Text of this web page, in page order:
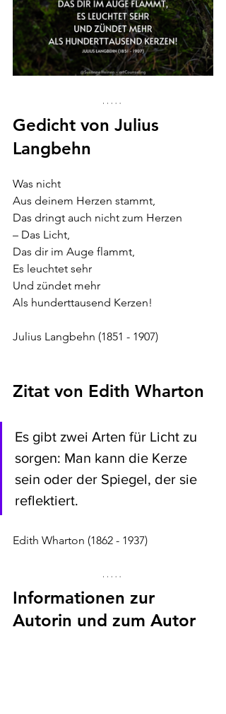
Gedicht von Julius
Langbehn
Was nicht
Aus deinem Herzen stammt,
Das dringt auch nicht zum Herzen
– Das Licht,
Das dir im Auge flammt,
Es leuchtet sehr
Und zündet mehr
Als hunderttausend Kerzen!
Julius Langbehn (1851 - 1907)
Zitat von Edith Wharton
Es gibt zwei Arten für Licht zu
sorgen: Man kann die Kerze
sein oder der Spiegel, der sie
reflektiert.
Edith Wharton (1862 - 1937)
Informationen zur
Autorin und zum Autor